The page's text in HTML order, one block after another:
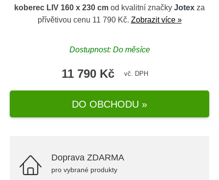
koberec LIV 160 x 230 cm od kvalitní značky Jotex za
přívětivou cenu 11 790 Kč. Zobrazit více »
Dostupnost: Do měsíce
11 790 Kč vč. DPH
DO OBCHODU »
Doprava ZDARMA
pro vybrané produkty